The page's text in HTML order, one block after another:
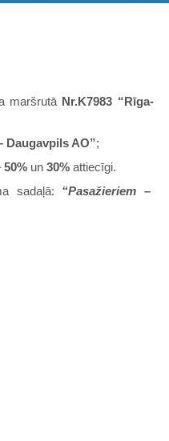
maršrutā Nr.K7983 “Rīga-
Daugavpils AO”;
50% un 30% attiecīgi.
sadaļā: “Pasažieriem –